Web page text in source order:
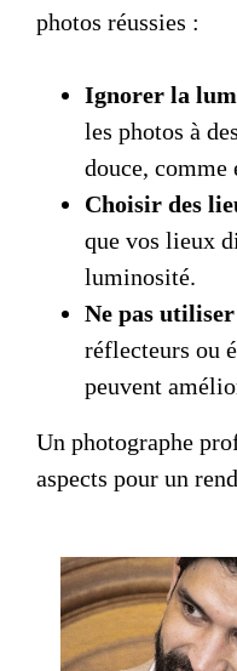
photos réussies :
Ignorer la
les photos à
douce, comme
Choisir des
que vos lieux
luminosité.
Ne pas utiliser
réflecteurs ou
peuvent
Un photographe
aspects pour un